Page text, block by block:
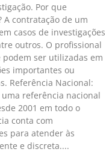
Por que
contratação de um
casos de investigações
outros. O profissional
ser utilizadas em
importantes ou
Referência Nacional:
uma referência nacional
2001 em todo o
conta com
para atender às
e discreta.